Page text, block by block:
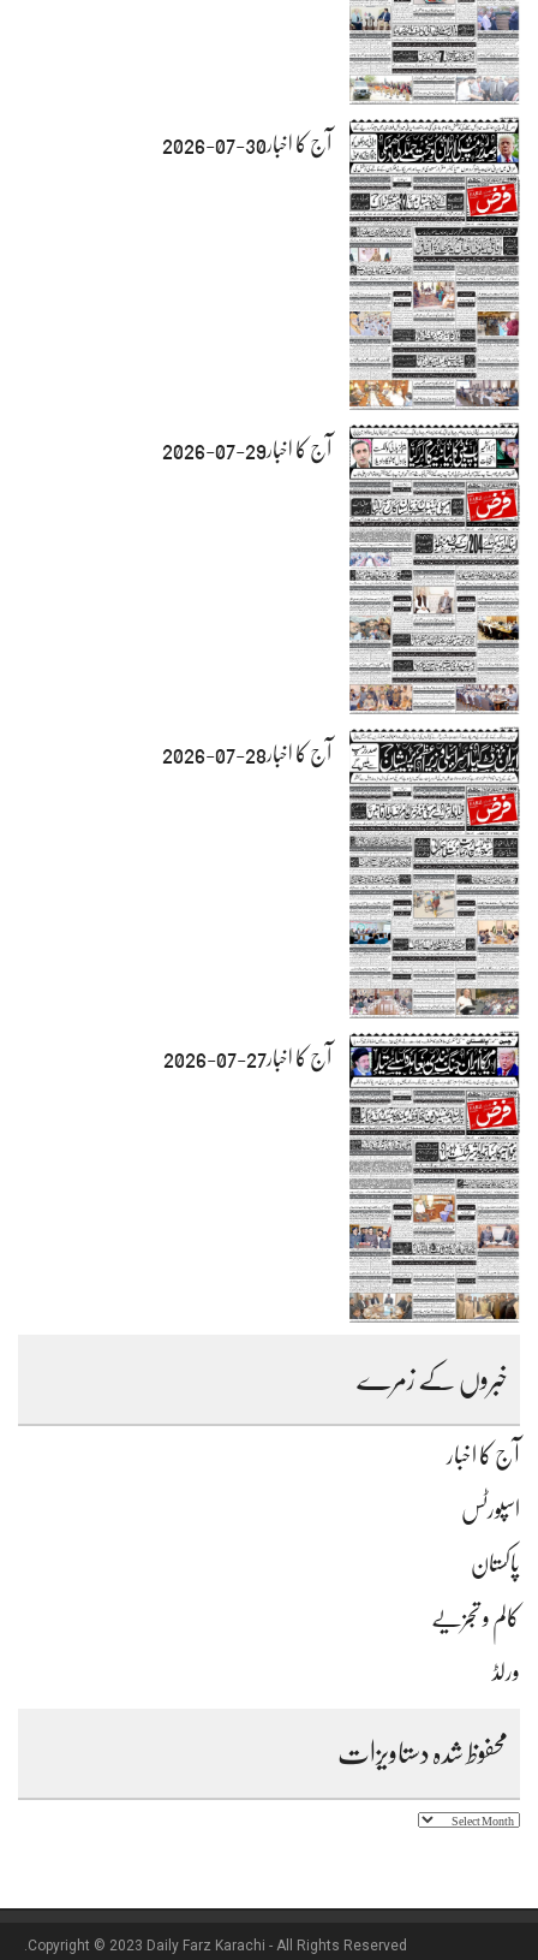
آج کا اخبار30-07-2026
آج کا اخبار29-07-2026
آج کا اخبار28-07-2026
آج کا اخبار27-07-2026
خبروں کے زمرے
آج کا اخبار
اسپورٹس
پاکستان
کالم و تجزیے
ورلڈ
محفوظ شدہ دستاویزات
محفوظ
Copyright © 2023 Daily Farz Karachi - All Rights Reserved.